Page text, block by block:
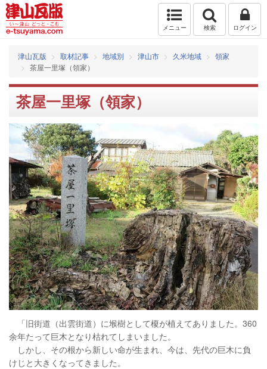
メニュー 検索 ログイン
津山瓦版 取材記事 地域別 津山市 久米地域
領家
茶屋一里塚（領家）
茶屋一里塚（領家）
「旧街道（出雲街道）に堠樹として榎が植えてありました。360
余年たって巨木となり枯れてしまいました。
しかし、その根から新しい命が生まれ、今は、先代の巨木に負
けじと大きくなってきました。